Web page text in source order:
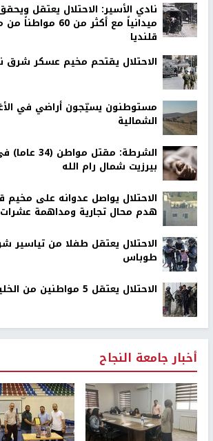
نادي الأسير: الاحتلال يعتقل
ميدانياً مع أكثر من 60
قلنديا
الاحتلال يقتحم مخيم عسكر شرق
مستوطنون يسيّجون أراضي في
الشمالية
الشرطة: مقتل مواطن (34
بيرزيت شمال رام الله
الاحتلال يواصل عدوانه على مخيم
هدم محال تجارية ومداهمة عشرات
الاحتلال يعتقل طفلا من تياسير
طوباس
الاحتلال يعتقل 5 مواطنين من الخليل
أخبار جامعة النجاح